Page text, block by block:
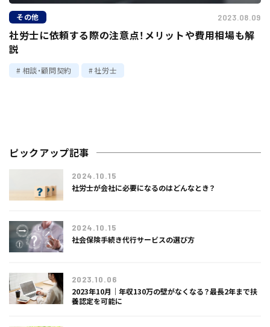
その他 2023.08.09
社労士に依頼する際の注意点！メリットや費用相場も解
説
相談・顧問契約 社労士
ピックアップ記事
2024.10.15
社労士が会社に必要になるのはどんなとき？
2024.10.15
社会保険手続き代行サービスの選び方
2023.10.06
2023年10月｜年収130万の壁がなくなる？最長2年まで扶
養認定を可能に